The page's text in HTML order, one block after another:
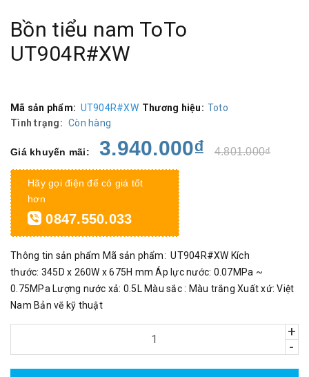
Bồn tiểu nam ToTo
UT904R#XW
Mã sản phẩm: UT904R#XW Thương hiệu: Toto
Tình trạng: Còn hàng
Giá khuyến mãi: 3.940.000₫ 4.801.000₫
Hãy gọi điện để có giá tốt
hơn
0847.550.033
Thông tin sản phẩm Mã sản phẩm: UT904R#XW Kích
thước: 345D x 260W x 675H mm Áp lực nước: 0.07MPa ~
0.75MPa Lượng nước xả: 0.5L Màu sắc : Màu trắng Xuất xứ: Việt
Nam Bản vẽ kỹ thuật
+
-